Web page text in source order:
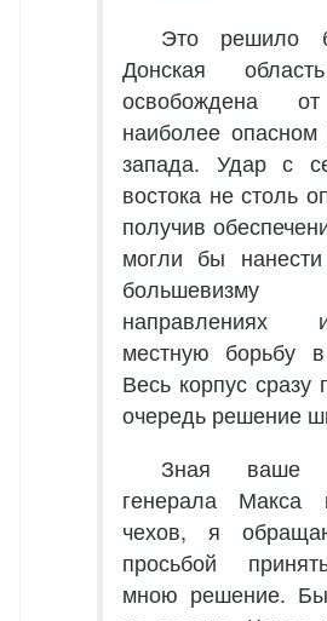
Это решило
Донская
освобождена
наиболее
запада. Удар с
востока не столь
получив
могли бы
направлениях
местную борьбу
Весь корпус
очередь решение
Зная ваше
генерала
чехов, я
просьбой
мною решение.